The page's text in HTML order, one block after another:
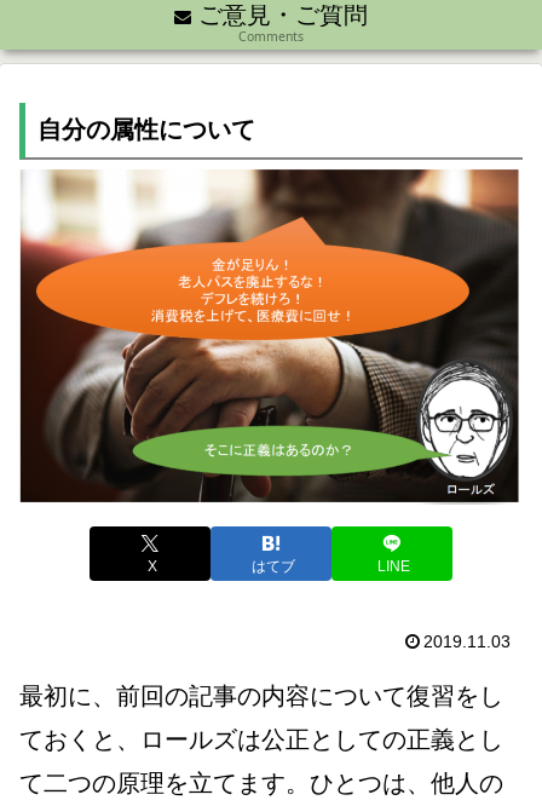
ご意見・ご質問
Comments
自分の属性について
X はてブ LINE
2019.11.03
最初に、前回の記事の内容について復習をし
ておくと、ロールズは公正としての正義とし
て二つの原理を立てます。ひとつは、他人の